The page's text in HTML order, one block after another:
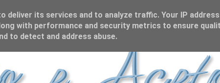
deliver its services and to analyze traffic. Your IP address
with performance and security metrics to ensure
to detect and address abuse.